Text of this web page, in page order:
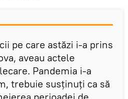
pe care astăzi i-a prins
aveau actele
Pandemia i-a
trebuie susținuți ca să